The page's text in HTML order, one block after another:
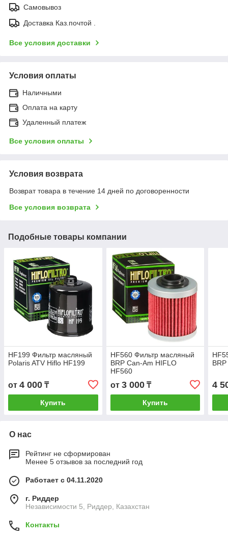
Самовывоз
Доставка Каз.почтой .
Все условия доставки
Условия оплаты
Наличными
Оплата на карту
Удаленный платеж
Все условия оплаты
Условия возврата
Возврат товара в течение 14 дней по договоренности
Все условия возврата
Подобные товары компании
HF199 Фильтр масляный
Polaris ATV Hiflo HF199
от 4 000 ₸
Купить
HF560 Фильтр масляный
BRP Can-Am HIFLO
HF560
от 3 000₸
Купить
4
О нас
Рейтинг не сформирован
Менее 5 отзывов за последний год
Работает с 04.11.2020
г. Риддер
Независимости 5, Риддер, Казахстан
Контакты